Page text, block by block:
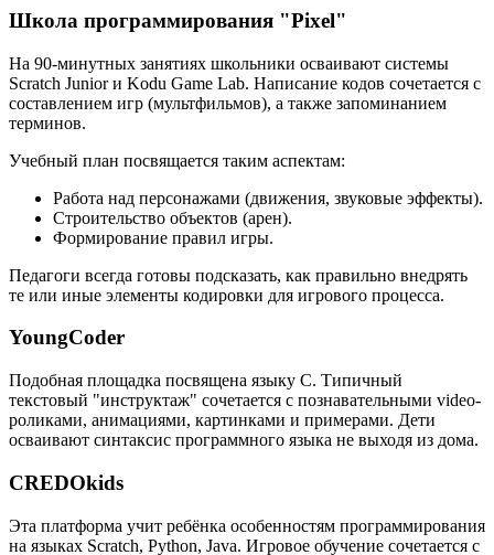
Школа программирования "Pixel"
На 90-минутных занятиях школьники осваивают системы
Scratch Junior и Kodu Game Lab. Написание кодов сочетается с
составлением игр (мультфильмов), а также запоминанием
терминов.
Учебный план посвящается таким аспектам:
Работа над персонажами (движения, звуковые эффекты).
Строительство объектов (арен).
Формирование правил игры.
Педагоги всегда готовы подсказать, как правильно внедрять
те или иные элементы кодировки для игрового процесса.
YoungCoder
Подобная площадка посвящена языку C. Типичный
текстовый "инструктаж" сочетается с познавательными video-
роликами, анимациями, картинками и примерами. Дети
осваивают синтаксис программного языка не выходя из дома.
CREDOkids
Эта платформа учит ребёнка особенностям программирования
на языках Scratch, Python, Java. Игровое обучение сочетается с